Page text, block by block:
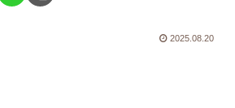
2025.08.20